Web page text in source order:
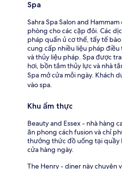
Spa
Sahra Spa Salon and
phòng cho các cặp đôi. Các
pháp quấn ủ cơ thể, tẩy tế
cung cấp nhiều liệu pháp
và thủy liệu pháp. Spa được
hơi, bồn tắm thủy lực và nhà
Spa mở cửa mỗi ngày. Khách
vào spa.
Khu ẩm thực
Beauty and Essex - nhà hàng
ăn phong cách fusion và chỉ
thưởng thức đồ uống tại quầy
cửa hàng ngày.
The Henry - diner này chuyên